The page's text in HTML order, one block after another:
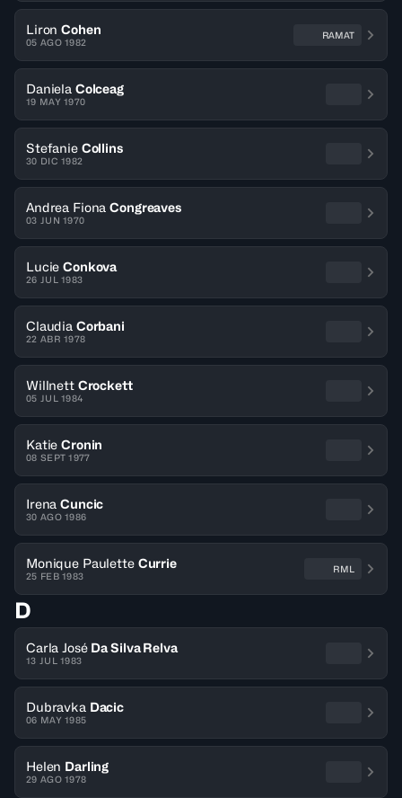
Liron Cohen
05 AGO 1982
RAMAT
Daniela Colceag
19 MAY 1970
Stefanie Collins
30 DIC 1982
Andrea Fiona Congreaves
03 JUN 1970
Lucie Conkova
26 JUL 1983
Claudia Corbani
22 ABR 1978
Willnett Crockett
05 JUL 1984
Katie Cronin
08 SEPT 1977
Irena Cuncic
30 AGO 1986
Monique Paulette Currie
25 FEB 1983
RML
D
Carla José Da Silva Relva
13 JUL 1983
Dubravka Dacic
06 MAY 1985
Helen Darling
29 AGO 1978